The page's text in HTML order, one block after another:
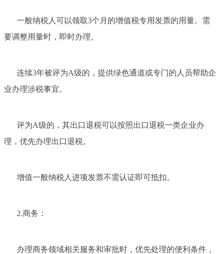
一般纳税人可以领取3个月的增值税专用发票的用量。需
要调整用量时，即时办理。
连续3年被评为A级的，提供绿色通道或专门的人员帮助企
业办理涉税事宜。
评为A级的，其出口退税可以按照出口退税一类企业办
理，优先办理出口退税。
增值一般纳税人进项发票不需认证即可抵扣。
2.商务：
办理商务领域相关服务和审批时，优先处理的便利条件，